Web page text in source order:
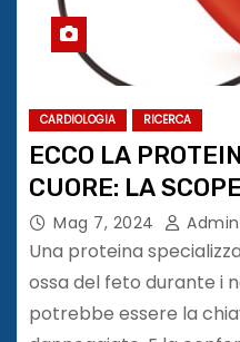
CARDIOLOGIA RICERCA
ECCO LA
CUORE: LA
Mag 7, 2024 Admin
Una proteina
ossa del feto durante i
potrebbe essere la